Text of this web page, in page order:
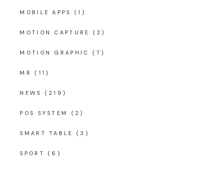
MOBILE APPS (1)
MOTION CAPTURE (2)
MOTION GRAPHIC (7)
MR (11)
NEWS (219)
POS SYSTEM (2)
SMART TABLE (3)
SPORT (6)